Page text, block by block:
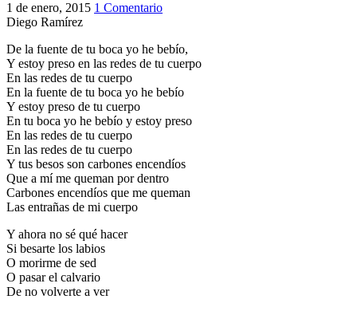
1 de enero, 2015 1 Comentario
Diego Ramírez
De la fuente de tu boca yo he bebío,
Y estoy preso en las redes de tu cuerpo
En las redes de tu cuerpo
En la fuente de tu boca yo he bebío
Y estoy preso de tu cuerpo
En tu boca yo he bebío y estoy preso
En las redes de tu cuerpo
En las redes de tu cuerpo
Y tus besos son carbones encendíos
Que a mí me queman por dentro
Carbones encendíos que me queman
Las entrañas de mi cuerpo
Y ahora no sé qué hacer
Si besarte los labios
O morirme de sed
O pasar el calvario
De no volverte a ver
Rocío?
En el Rocío, ¿dónde me alojo?